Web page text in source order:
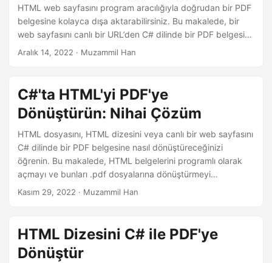
p
HTML web sayfasını program aracılığıyla doğrudan bir PDF
belgesine kolayca dışa aktarabilirsiniz. Bu makalede, bir
web sayfasını canlı bir URL’den C# dilinde bir PDF belgesine
nasıl dönüştüreceğinizi öğreneceksiniz.
Aralık 14, 2022 · Muzammil Han
C#'ta HTML'yi PDF'ye
Dönüştürün: Nihai Çözüm
HTML dosyasını, HTML dizesini veya canlı bir web sayfasını
C# dilinde bir PDF belgesine nasıl dönüştüreceğinizi
öğrenin. Bu makalede, HTML belgelerini programlı olarak
açmayı ve bunları .pdf dosyalarına dönüştürmeyi
öğreneceksiniz.
Kasım 29, 2022 · Muzammil Han
HTML Dizesini C# ile PDF'ye
Dönüştür